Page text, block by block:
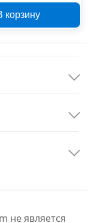
корзину
не является